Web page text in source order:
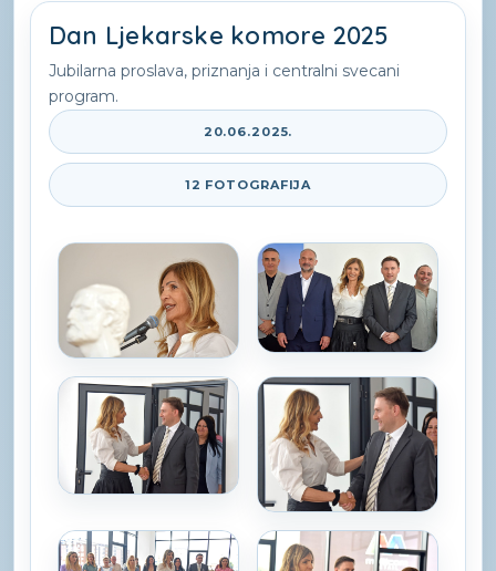
Dan Ljekarske komore 2025
Jubilarna proslava, priznanja i centralni svecani
program.
20.06.2025.
12 FOTOGRAFIJA